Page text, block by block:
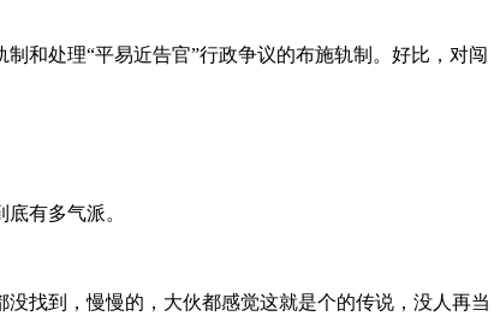
和处理“平易近告官”行政争议的布施轨制。好比，对闯
有多气派。
找到，慢慢的，大伙都感觉这就是个的传说，没人再当